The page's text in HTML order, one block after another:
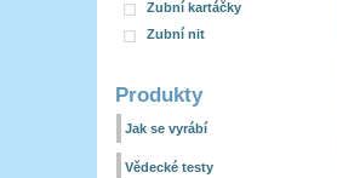
Zubní kartáčky
Zubní nit
Produkty
Jak se vyrábí
Vědecké testy